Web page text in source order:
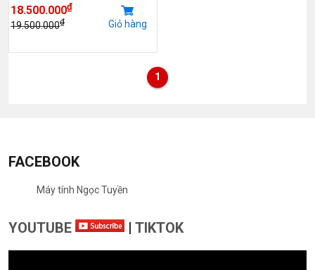
18.500.000₫
19.500.000₫ Giỏ hàng
1
FACEBOOK
Máy tính Ngọc Tuyền
YOUTUBE | TIKTOK